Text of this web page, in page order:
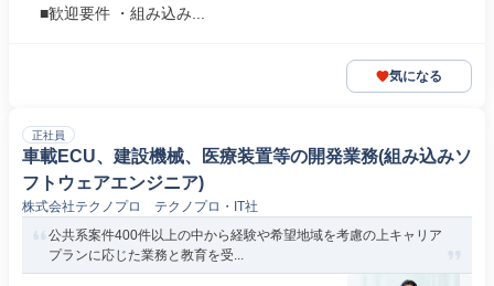
■歓迎要件 ・組み込み...
気になる
正社員
車載ECU、建設機械、医療装置等の開発業務(組み込みソ
フトウェアエンジニア)
株式会社テクノプロ テクノプロ・IT社
公共系案件400件以上の中から経験や希望地域を考慮の上キャリア
プランに応じた業務と教育を受...